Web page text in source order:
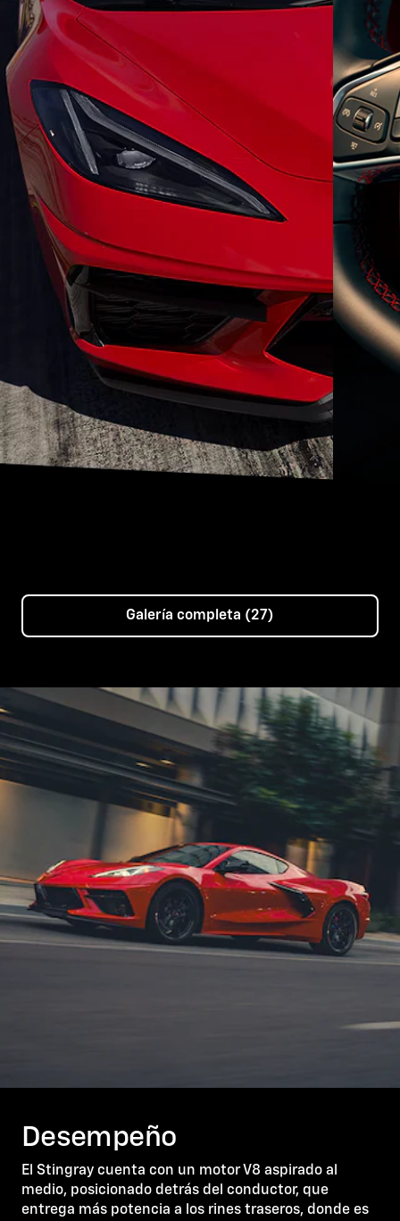
Galería completa (27)
Desempeño
El Stingray cuenta con un motor V8 aspirado al
medio, posicionado detrás del conductor, que
entrega más potencia a los rines traseros, donde es